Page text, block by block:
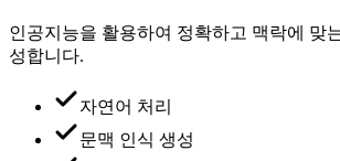
인공지능을 활용하여 정확하고 맥락에 맞
성합니다.
자연어 처리
문맥 인식 생성